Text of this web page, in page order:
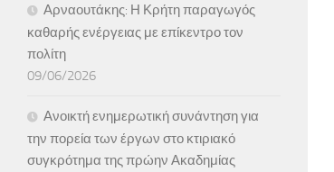
Αρναουτάκης: Η Κρήτη παραγωγός
καθαρής ενέργειας με επίκεντρο τον
πολίτη
09/06/2026
Ανοικτή ενημερωτική συνάντηση για
την πορεία των έργων στο κτιριακό
συγκρότημα της πρώην Ακαδημίας